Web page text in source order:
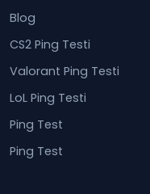
Blog
CS2 Ping Testi
Valorant Ping Testi
LoL Ping Testi
Ping Test
Ping Test